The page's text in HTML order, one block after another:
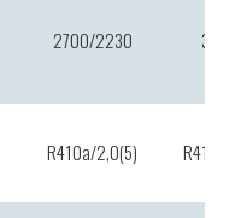
2700/2230
R410a/2,0(5)